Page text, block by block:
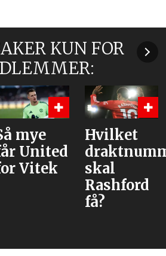
KUN FOR
mye
United
Vitek
Hvilket
skal
Rashford
få?